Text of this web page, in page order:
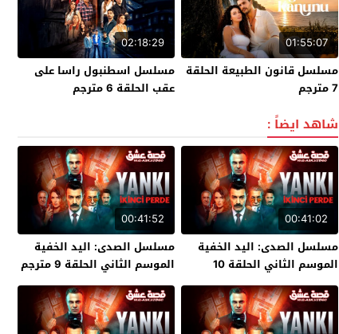
01:55:07
مسلسل قانون الطبيعة الحلقة
7 مترجم
02:18:29
مسلسل اسطنبول راسا على
عقب الحلقة 6 مترجم
شاهد ايضاً :
00:41:02
مسلسل الصدى: اليد الخفية
الموسم الثاني الحلقة 10
مترجم
00:41:52
مسلسل الصدى: اليد الخفية
الموسم الثاني الحلقة 9 مترجم